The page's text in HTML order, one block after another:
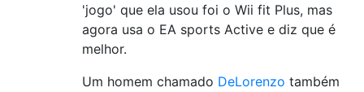
'jogo' que ela usou foi o Wii fit Plus, mas
agora usa o EA sports Active e diz que é
melhor.
Um homem chamado DeLorenzo também